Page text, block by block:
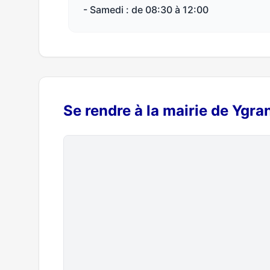
- Samedi : de 08:30 à 12:00
Se rendre à la mairie de